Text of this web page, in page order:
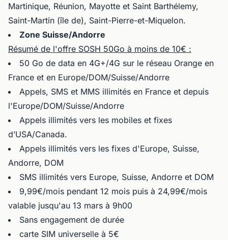
Martinique, Réunion, Mayotte et Saint Barthélemy,
Saint-Martin (île de), Saint-Pierre-et-Miquelon.
Zone Suisse/Andorre
Résumé de l'offre SOSH 50Go à moins de 10€ :
50 Go de data en 4G+/4G sur le réseau Orange en
France et en Europe/DOM/Suisse/Andorre
Appels, SMS et MMS illimités en France et depuis
l'Europe/DOM/Suisse/Andorre
Appels illimités vers les mobiles et fixes
d’USA/Canada.
Appels illimités vers les fixes d'Europe, Suisse,
Andorre, DOM
SMS illimités vers Europe, Suisse, Andorre et DOM
9,99€/mois pendant 12 mois puis à 24,99€/mois
valable jusqu'au 13 mars à 9h00
Sans engagement de durée
carte SIM universelle à 5€